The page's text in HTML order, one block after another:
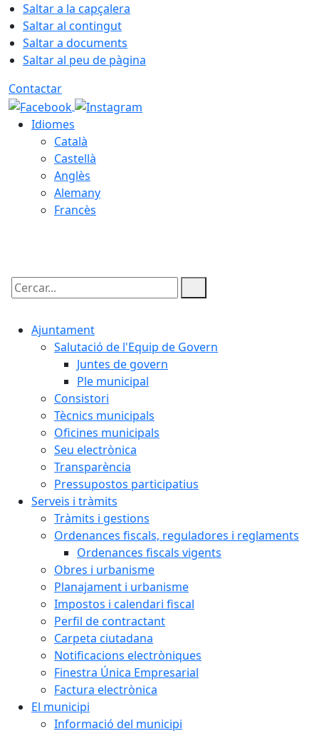
Saltar a la capçalera
Saltar al contingut
Saltar a documents
Saltar al peu de pàgina
Contactar
Idiomes
Català
Castellà
Anglès
Alemany
Francès
Cercar:
Ajuntament
Salutació de l'Equip de Govern
Juntes de govern
Ple municipal
Consistori
Tècnics municipals
Oficines municipals
Seu electrònica
Transparència
Pressupostos participatius
Serveis i tràmits
Tràmits i gestions
Ordenances fiscals, reguladores i reglaments
Ordenances fiscals vigents
Obres i urbanisme
Planajament i urbanisme
Impostos i calendari fiscal
Perfil de contractant
Carpeta ciutadana
Notificacions electròniques
Finestra Única Empresarial
Factura electrònica
El municipi
Informació del municipi